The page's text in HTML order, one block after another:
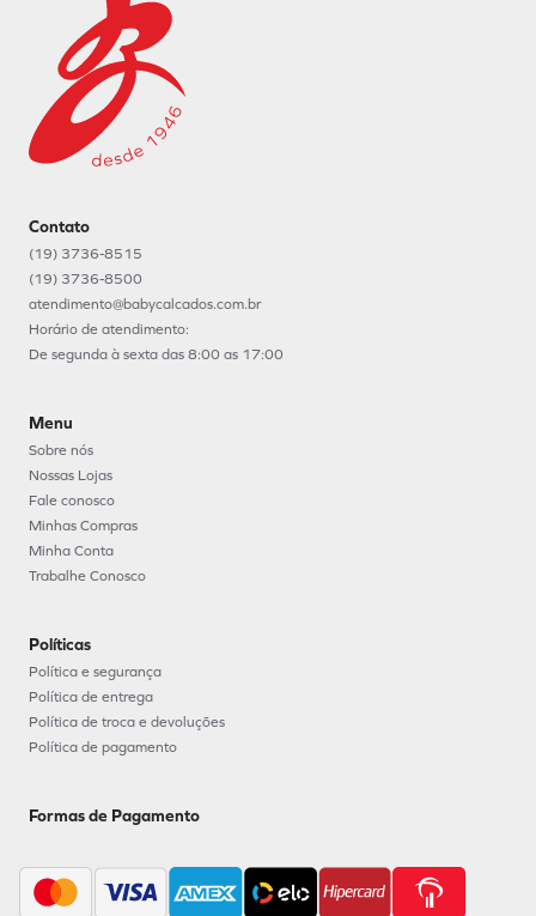
Contato
(19) 3736-8515
(19) 3736-8500
atendimento@babycalcados.com.br
Horário de atendimento:
De segunda à sexta das 8:00 as 17:00
Menu
Sobre nós
Nossas Lojas
Fale conosco
Minhas Compras
Minha Conta
Trabalhe Conosco
Políticas
Política e segurança
Política de entrega
Política de troca e devoluções
Política de pagamento
Formas de Pagamento